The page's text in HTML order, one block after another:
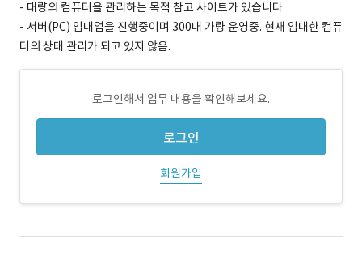
- 대량의 컴퓨터을 관리하는 목적 참고 사이트가 있습니다
- 서버(PC) 임대업을 진행중이며 300대 가량 운영중. 현재 임대한 컴퓨
터의 상태 관리가 되고 있지 않음.
로그인해서 업무 내용을 확인해보세요.
로그인
회원가입